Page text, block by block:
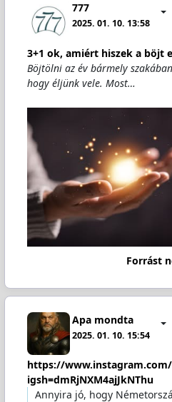
777
2025. 01. 10. 13:58
3+1 ok, amiért hiszek a böjt
Böjtölni az év bármely
hogy éljünk vele. Most…
Forrást
Apa mondta
2025. 01. 10. 15:54
https://www.instagram.com/
igsh=dmRjNXM4ajJkNThu
Annyira jó, hogy